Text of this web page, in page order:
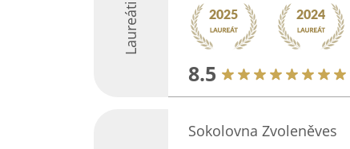
Laureáti
8.5
Sokolovna Zvoleněves